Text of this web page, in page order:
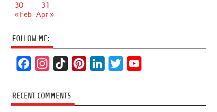
30
31
« Feb Apr »
FOLLOW ME:
c
e
s
t
k
T
t
k
t
T
RECENT COMMENTS